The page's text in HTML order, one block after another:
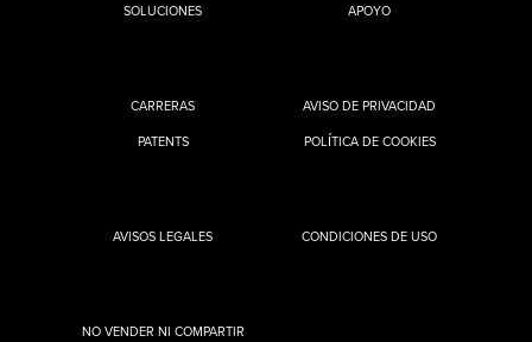
SOLUCIONES
APOYO
CARRERAS
PATENTS
AVISO DE PRIVACIDAD
POLÍTICA DE COOKIES
AVISOS LEGALES CONDICIONES DE USO
NO VENDER NI COMPARTIR